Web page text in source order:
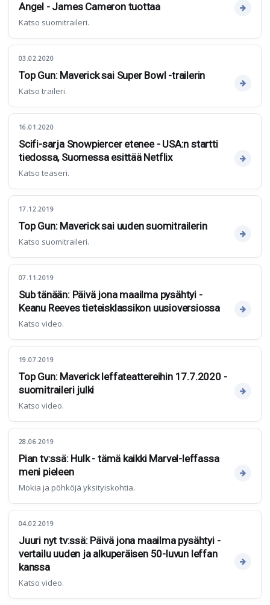
Angel - James Cameron tuottaa
Katso suomitraileri.
03.02.2020
Top Gun: Maverick sai Super Bowl -trailerin
Katso traileri.
16.01.2020
Scifi-sarja Snowpiercer etenee - USA:n startti
tiedossa, Suomessa esittää Netflix
Katso teaseri.
17.12.2019
Top Gun: Maverick sai uuden suomitrailerin
Katso suomitraileri.
07.11.2019
Sub tänään: Päivä jona maailma pysähtyi -
Keanu Reeves tieteisklassikon uusioversiossa
Katso video.
19.07.2019
Top Gun: Maverick leffateattereihin 17.7.2020 -
suomitraileri julki
Katso video.
28.06.2019
Pian tv:ssä: Hulk - tämä kaikki Marvel-leffassa
meni pieleen
Mokia ja pöhköjä yksityiskohtia.
04.02.2019
Juuri nyt tv:ssä: Päivä jona maailma pysähtyi -
vertailu uuden ja alkuperäisen 50-luvun leffan
kanssa
Katso video.